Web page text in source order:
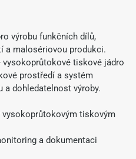
výrobu funkčních dílů,
a malosériovou produkci.
tiskové jádro
prostředí a systém
a dohledatelnost výroby.
vysokoprůtokovým tiskovým
a dokumentaci